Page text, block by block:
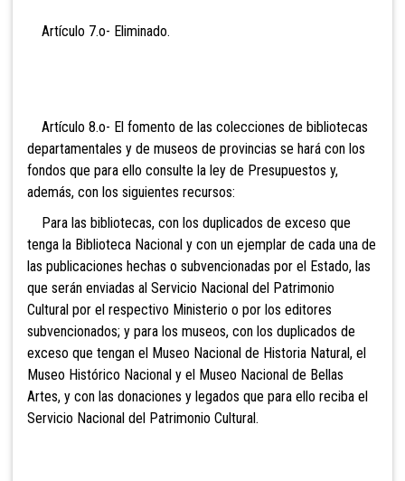
Artículo 7.o- Eliminado.
Artículo 8.o- El fomento de las colecciones de bibliotecas
departamentales y de museos de provincias se hará con los
fondos que para ello consulte la ley de Presupuestos y,
además, con los siguientes recursos:
Para las bibliotecas, con los duplicados de exceso que
tenga la Biblioteca Nacional y con un ejemplar de cada una de
las publicaciones hechas o subvencionadas por el Estado, las
que serán enviadas al Servicio Nacional del Patrimonio
Cultural por el respectivo Ministerio o por los editores
subvencionados; y para los museos, con los duplicados de
exceso que tengan el Museo Nacional de Historia Natural, el
Museo Histórico Nacional y el Museo Nacional de Bellas
Artes, y con las donaciones y legados que para ello reciba el
Servicio Nacional del Patrimonio Cultural.